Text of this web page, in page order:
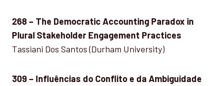
268 – The Democratic Accounting Paradox in
Plural Stakeholder Engagement Practices
Tassiani Dos Santos (Durham University)
309 – Influências do Conflito e da Ambiguidade